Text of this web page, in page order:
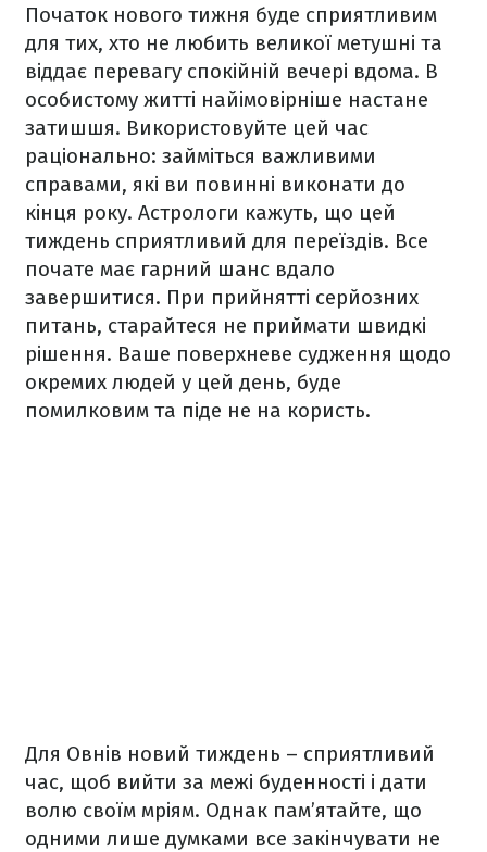
Початок нового тижня буде сприятливим
для тих, хто не любить великої метушні та
віддає перевагу спокійній вечері вдома. В
особистому житті найімовірніше настане
затишшя. Використовуйте цей час
раціонально: займіться важливими
справами, які ви повинні виконати до
кінця року. Астрологи кажуть, що цей
тиждень сприятливий для переїздів. Все
почате має гарний шанс вдало
завершитися. При прийнятті серйозних
питань, старайтеся не приймати швидкі
рішення. Ваше поверхневе судження щодо
окремих людей у цей день, буде
помилковим та піде не на користь.
Для Овнів новий тиждень – сприятливий
час, щоб вийти за межі буденності і дати
волю своїм мріям. Однак пам’ятайте, що
одними лише думками все закінчувати не